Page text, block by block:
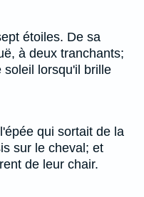
étoiles. De sa
à deux tranchants;
soleil lorsqu'il brille
qui sortait de la
sur le cheval; et
de leur chair.